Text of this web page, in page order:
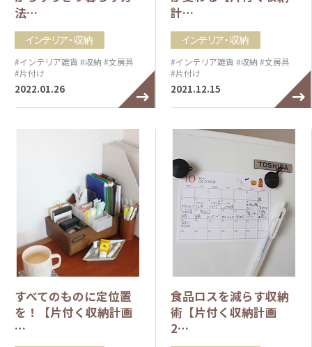
法…
インテリア・収納
#インテリア雑貨 #収納 #文房具
#片付け
2022.01.26
計…
インテリア・収納
#インテリア雑貨 #収納 #文房具
#片付け
2021.12.15
すべてのものに定位置
を！【片付く収納計画
…
食品ロスを減らす収納
術【片付く収納計画
2…